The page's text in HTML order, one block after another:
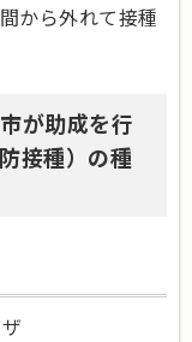
から外れて接種
が助成を行
接種）の種